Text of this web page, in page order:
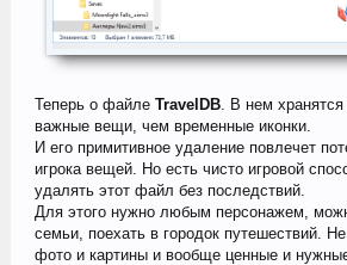
Теперь о файле TravelDB. В нем хранятся
важные вещи, чем временные иконки.
И его примитивное удаление повлечет
игрока вещей. Но есть чисто игровой
удалять этот файл без последствий.
Для этого нужно любым персонажем,
семьи, поехать в городок путешествий.
фото и картины и вообще ценные и